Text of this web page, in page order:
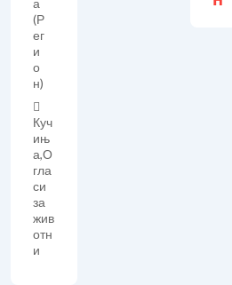
а
(Р
ег
и
о
н)
Куч
ињ
а,О
гла
си
за
жив
отн
и